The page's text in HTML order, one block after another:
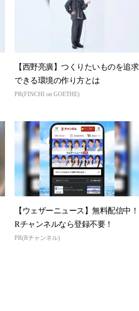
【西野亮廣】つくりたいものを追求
できる環境の作り方とは
PR(FINCHI on GOETHE)
【ウェザーニュース】無料配信中！
Rチャンネルなら登録不要！
PR(Rチャンネル)